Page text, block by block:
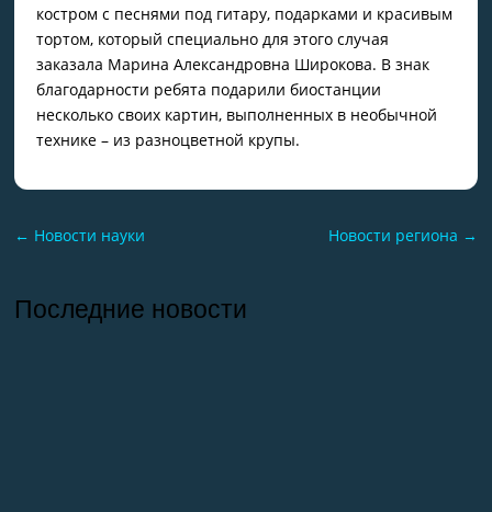
костром с песнями под гитару, подарками и красивым
тортом, который специально для этого случая
заказала Марина Александровна Широкова. В знак
благодарности ребята подарили биостанции
несколько своих картин, выполненных в необычной
технике – из разноцветной крупы.
← Новости науки Новости региона →
Последние новости